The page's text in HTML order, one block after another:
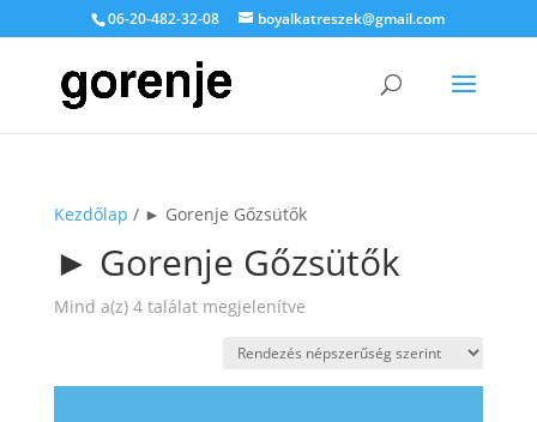
06-20-482-32-08 boyalkatreszek@gmail.com
Kezdőlap / ► Gorenje Gőzsütők
► Gorenje Gőzsütők
Mind a(z) 4 találat megjelenítveSorted
popularity